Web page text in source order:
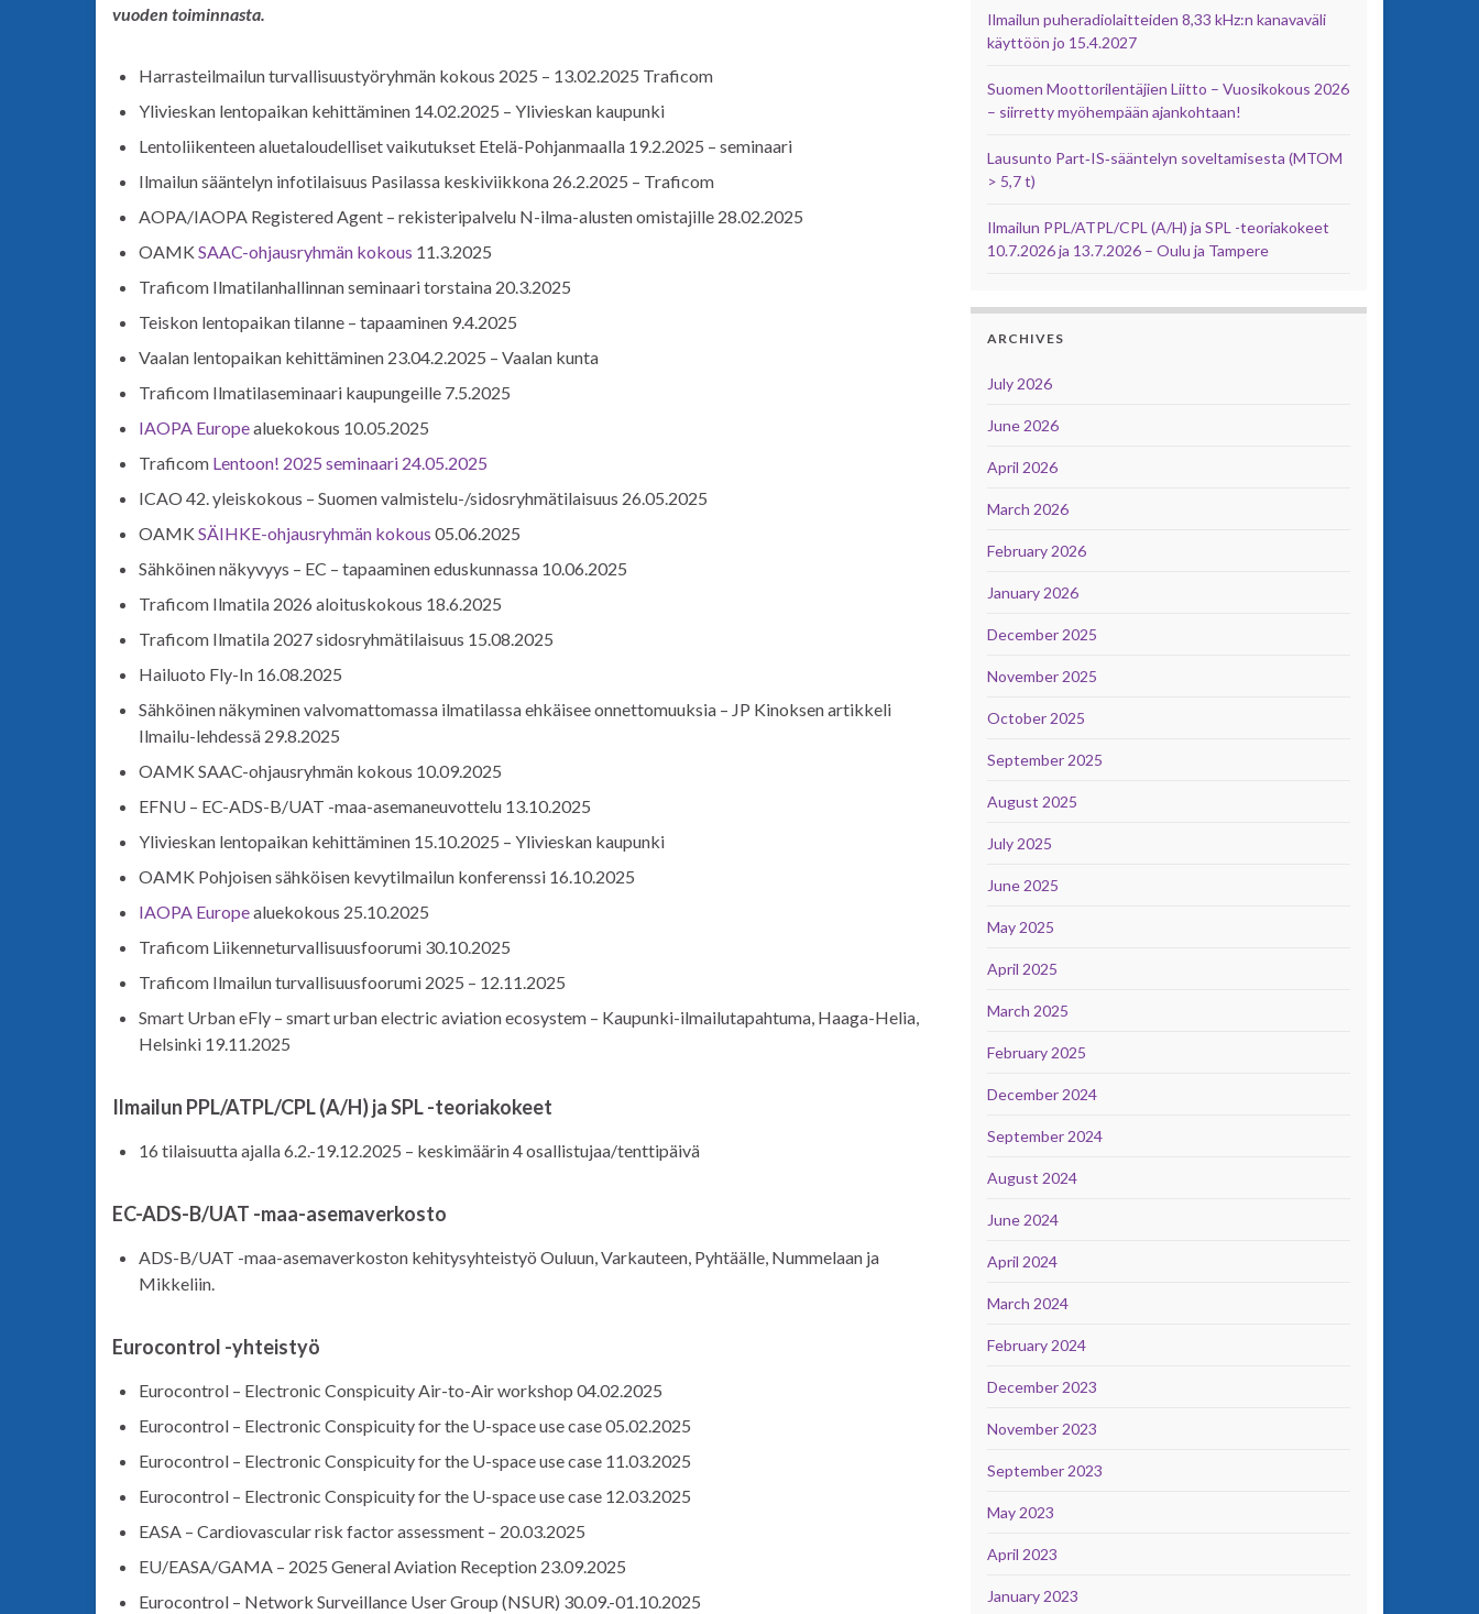
vuoden toiminnasta.
Harrasteilmailun turvallisuustyöryhmän kokous 2025 – 13.02.2025 Traficom
Ylivieskan lentopaikan kehittäminen 14.02.2025 – Ylivieskan kaupunki
Lentoliikenteen aluetaloudelliset vaikutukset Etelä-Pohjanmaalla 19.2.2025 – seminaari
Ilmailun sääntelyn infotilaisuus Pasilassa keskiviikkona 26.2.2025 – Traficom
AOPA/IAOPA Registered Agent – rekisteripalvelu N-ilma-alusten omistajille 28.02.2025
OAMK SAAC-ohjausryhmän kokous 11.3.2025
Traficom Ilmatilanhallinnan seminaari torstaina 20.3.2025
Teiskon lentopaikan tilanne – tapaaminen 9.4.2025
Vaalan lentopaikan kehittäminen 23.04.2.2025 – Vaalan kunta
Traficom Ilmatilaseminaari kaupungeille 7.5.2025
IAOPA Europealuekokous 10.05.2025
Traficom Lentoon! 2025 seminaari 24.05.2025
ICAO 42. yleiskokous – Suomen valmistelu-/sidosryhmätilaisuus 26.05.2025
OAMK SÄIHKE-ohjausryhmän kokous 05.06.2025
Sähköinen näkyvyys – EC – tapaaminen eduskunnassa 10.06.2025
Traficom Ilmatila 2026 aloituskokous 18.6.2025
Traficom Ilmatila 2027 sidosryhmätilaisuus 15.08.2025
Hailuoto Fly-In 16.08.2025
Sähköinen näkyminen valvomattomassa ilmatilassa ehkäisee onnettomuuksia – JP Kinoksen artikkeli
Ilmailu-lehdessä 29.8.2025
OAMK SAAC-ohjausryhmän kokous 10.09.2025
EFNU – EC-ADS-B/UAT -maa-asemaneuvottelu 13.10.2025
Ylivieskan lentopaikan kehittäminen 15.10.2025 – Ylivieskan kaupunki
OAMK Pohjoisen sähköisen kevytilmailun konferenssi 16.10.2025
IAOPA Europealuekokous 25.10.2025
Traficom Liikenneturvallisuusfoorumi 30.10.2025
Traficom Ilmailun turvallisuusfoorumi 2025 – 12.11.2025
Smart Urban eFly – smart urban electric aviation ecosystem – Kaupunki-ilmailutapahtuma, Haaga-Helia,
Helsinki 19.11.2025
Ilmailun PPL/ATPL/CPL (A/H) ja SPL -teoriakokeet
16 tilaisuutta ajalla 6.2.-19.12.2025 – keskimäärin 4 osallistujaa/tenttipäivä
EC-ADS-B/UAT -maa-asemaverkosto
ADS-B/UAT -maa-asemaverkoston kehitysyhteistyö Ouluun, Varkauteen, Pyhtäälle, Nummelaan ja
Mikkeliin.
Eurocontrol -yhteistyö
Eurocontrol – Electronic Conspicuity Air-to-Air workshop 04.02.2025
Eurocontrol – Electronic Conspicuity for the U-space use case 05.02.2025
Eurocontrol – Electronic Conspicuity for the U-space use case 11.03.2025
Eurocontrol – Electronic Conspicuity for the U-space use case 12.03.2025
EASA – Cardiovascular risk factor assessment – 20.03.2025
EU/EASA/GAMA – 2025 General Aviation Reception 23.09.2025
Eurocontrol – Network Surveillance User Group (NSUR) 30.09.-01.10.2025
Ilmailun puheradiolaitteiden 8,33 kHz:n kanavaväli
käyttöön jo 15.4.2027
Suomen Moottorilentäjien Liitto – Vuosikokous 2026
– siirretty myöhempään ajankohtaan!
Lausunto Part‑IS‑sääntelyn soveltamisesta (MTOM
> 5,7 t)
Ilmailun PPL/ATPL/CPL (A/H) ja SPL -teoriakokeet
10.7.2026 ja 13.7.2026 – Oulu ja Tampere
ARCHIVES
July 2026
June 2026
April 2026
March 2026
February 2026
January 2026
December 2025
November 2025
October 2025
September 2025
August 2025
July 2025
June 2025
May 2025
April 2025
March 2025
February 2025
December 2024
September 2024
August 2024
June 2024
April 2024
March 2024
February 2024
December 2023
November 2023
September 2023
May 2023
April 2023
January 2023